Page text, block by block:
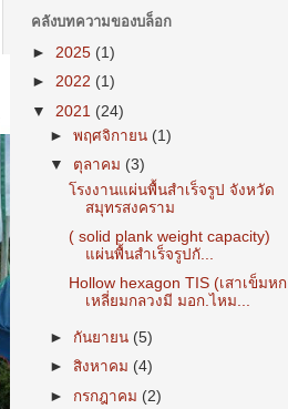
คลังบทความของบล็อก
► 2025 (1)
► 2022 (1)
▼ 2021 (24)
►พฤศจิกายน (1)
▼ ตุลาคม (3)
โรงงานแผ่นพื้นสำเร็จรูป จังหวัด
สมุทรสงคราม
( solid plank weight capacity)
แผ่นพื้นสำเร็จรูปกั...
Hollow hexagon TIS (เสาเข็มหก
เหลี่ยมกลวงมี มอก.ไหม...
► กันยายน (5)
►สิงหาคม (4)
► กรกฎาคม (2)